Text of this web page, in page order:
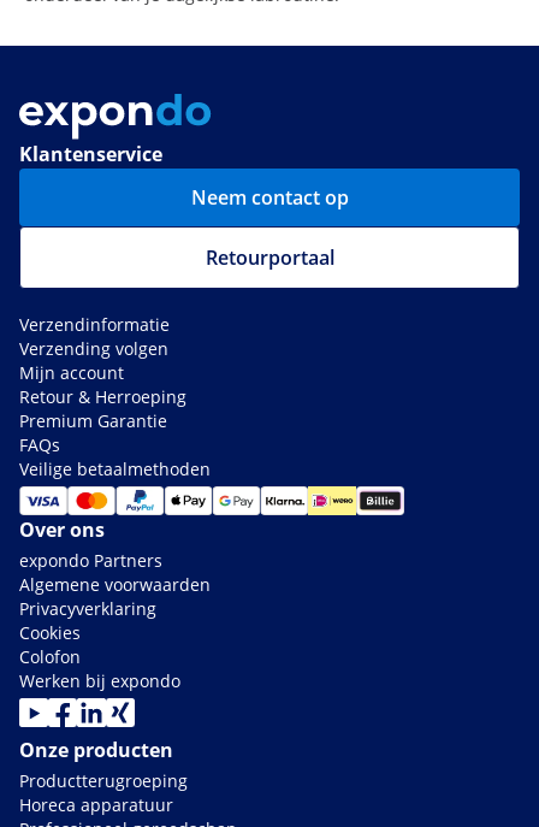
Klantenservice
Neem contact op
Retourportaal
Verzendinformatie
Verzending volgen
Mijn account
Retour & Herroeping
Premium Garantie
FAQs
Veilige betaalmethoden
Over ons
expondo Partners
Algemene voorwaarden
Privacyverklaring
Cookies
Colofon
Werken bij expondo
Onze producten
Productterugroeping
Horeca apparatuur